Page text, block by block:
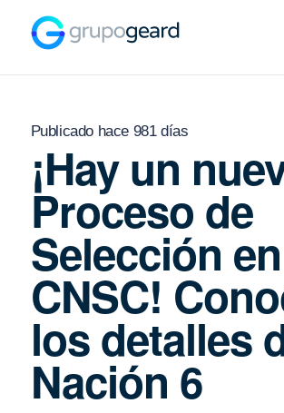
Publicado hace 981 días
¡Hay un
Proceso de
Selección
CNSC!
los detalles
Nación 6